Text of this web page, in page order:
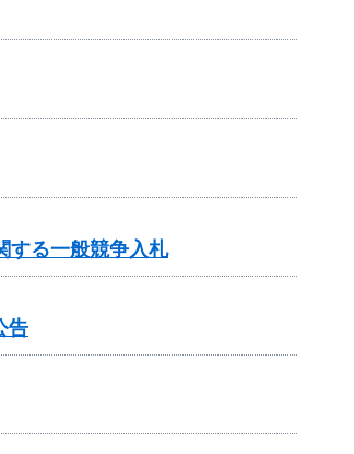
する一般競争入札
告